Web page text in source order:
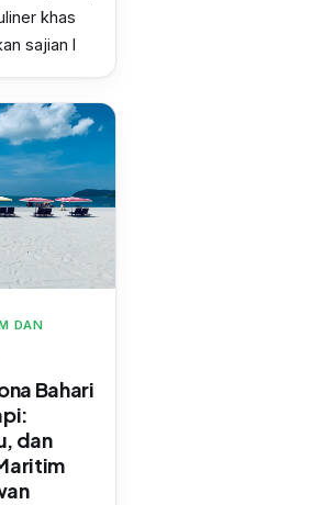
khas
sajian l
DAN
Bahari
dan